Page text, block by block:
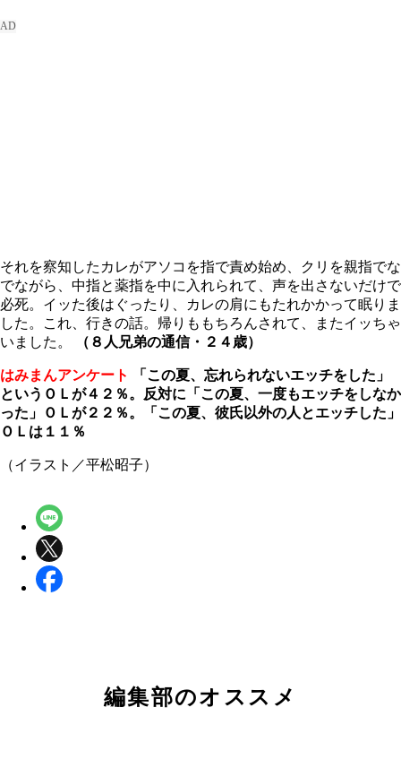
それを察知したカレがアソコを指で責め始め、クリを親指でな
でながら、中指と薬指を中に入れられて、声を出さないだけで
必死。イッた後はぐったり、カレの肩にもたれかかって眠りま
した。これ、行きの話。帰りももちろんされて、またイッちゃ
いました。
（８人兄弟の通信・２４歳）
はみまんアンケート
「この夏、忘れられないエッチをした」
というＯＬが４２％。反対に「この夏、一度もエッチをしなか
った」ＯＬが２２％。「この夏、彼氏以外の人とエッチした」
ＯＬは１１％
（イラスト／平松昭子）
編集部のオススメ